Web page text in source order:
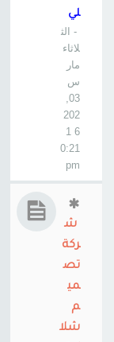
لي
- الث
لاثاء
مار
س
03,
202
6 1
0:21
pm
ش
ركة
تص
مي
م
شلا